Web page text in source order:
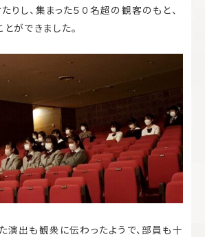
りし、集まった５０名超の観客のもと、
ができました。
演出も観衆に伝わったようで、部員も十